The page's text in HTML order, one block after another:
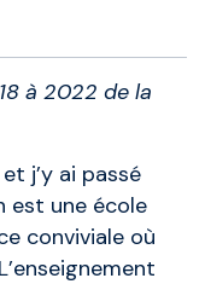
à 2022 de la
j’y ai passé
est une école
conviviale où